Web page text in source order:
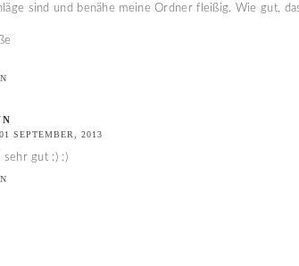
sind und benähe meine Ordner fleißig. Wie gut,
SEPTEMBER, 2013
gut :) :)